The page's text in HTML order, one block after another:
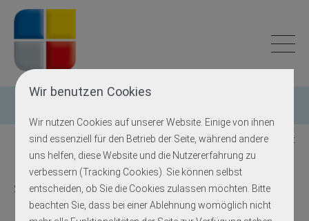
Wir benutzen Cookies
Wir nutzen Cookies auf unserer Website. Einige von ihnen
sind essenziell für den Betrieb der Seite, während andere
uns helfen, diese Website und die Nutzererfahrung zu
verbessern (Tracking Cookies). Sie können selbst
entscheiden, ob Sie die Cookies zulassen möchten. Bitte
beachten Sie, dass bei einer Ablehnung womöglich nicht
Zurück zur Übersicht
Spastische Paraplegie